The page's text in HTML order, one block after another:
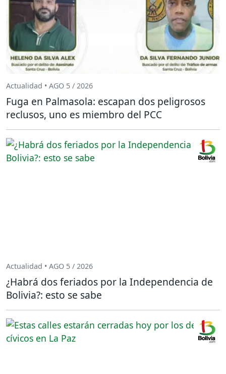
Actualidad • AGO 5 / 2026
Fuga en Palmasola: escapan dos peligrosos
reclusos, uno es miembro del PCC
Actualidad • AGO 5 / 2026
¿Habrá dos feriados por la Independencia de
Bolivia?: esto se sabe